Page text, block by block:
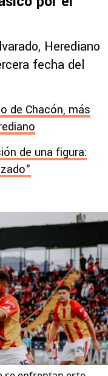
Herediano
fecha del
de Chacón, más
de una figura: